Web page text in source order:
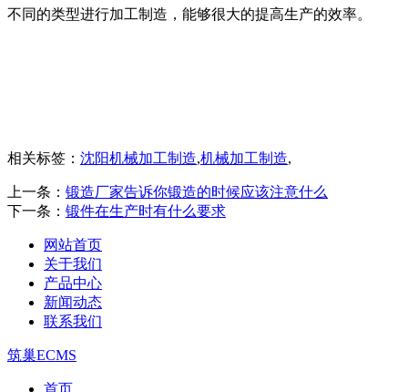
不同的类型进行加工制造，能够很大的提高生产的效率。
相关标签： 沈阳机械加工制造,机械加工制造,
上一条： 锻造厂家告诉你锻造的时候应该注意什么
下一条： 锻件在生产时有什么要求
网站首页
关于我们
产品中心
新闻动态
联系我们
筑巢ECMS